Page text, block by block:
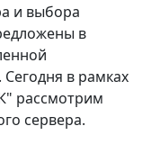
и выбора
в
в рамках
рассмотрим
сервера.